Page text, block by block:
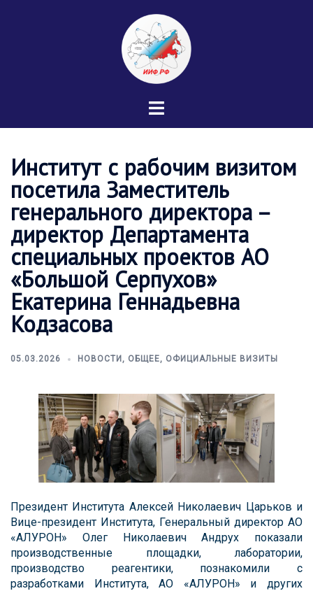
Переключатель
Институт с рабочим визитом
посетила Заместитель
генерального директора –
директор Департамента
специальных проектов АО
«Большой Серпухов»
Екатерина Геннадьевна
Кодзасова
05.03.2026 НОВОСТИ , ОБЩЕЕ, ОФИЦИАЛЬНЫЕ ВИЗИТЫ
Президент Института Алексей Николаевич Царьков и
Вице-президент Института, Генеральный директор АО
«АЛУРОН» Олег Николаевич Андрух показали
производственные площадки, лаборатории,
производство реагентики, познакомили с
разработками Института, АО «АЛУРОН» и других